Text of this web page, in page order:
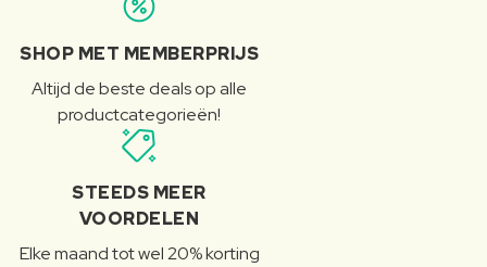
SHOP MET MEMBERPRIJS
Altijd de beste deals op alle
productcategorieën!
STEEDS MEER
VOORDELEN
Elke maand tot wel 20% korting